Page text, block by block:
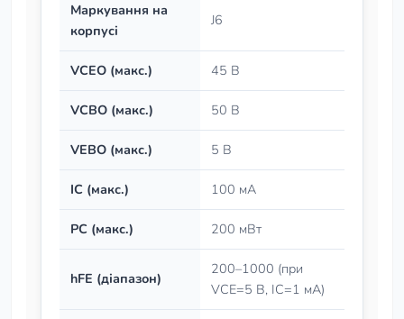
Маркування на
корпусі
J6
VCEO (макс.) 45 В
VCBO (макс.) 50 В
VEBO (макс.) 5 В
IC (макс.) 100 мА
PC (макс.) 200 мВт
hFE (діапазон)
200–1000 (при
VCE=5 В, IC=1 мА)